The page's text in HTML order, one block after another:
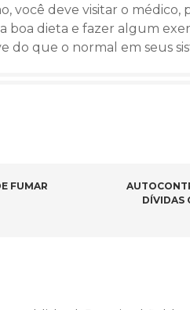
você deve visitar o médico,
boa dieta e fazer algum
do que o normal em seus
FUMAR
DÍVIDAS